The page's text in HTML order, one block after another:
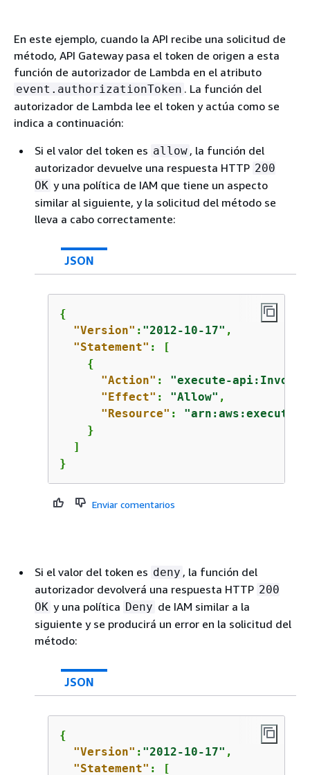
En este ejemplo, cuando la API recibe una solicitud de
método, API Gateway pasa el token de origen a esta
función de autorizador de Lambda en el atributo
event.authorizationToken . La función del
autorizador de Lambda lee el token y actúa como se
indica a continuación:
Si el valor del token es allow , la función del
autorizador devuelve una respuesta HTTP 200
OK y una política de IAM que tiene un aspecto
similar al siguiente, y la solicitud del método se
lleva a cabo correctamente:
JSON
{
"Version" : "2012-10-17" ,
"Statement" : [
{
"Action" : "execute-api:Invoke"
"Effect" : "Allow" ,
"Resource" : "arn:aws:execute-
    }
  ]
}
Enviar comentarios
Si el valor del token es deny , la función del
autorizador devolverá una respuesta HTTP 200
OK y una política Deny de IAM similar a la
siguiente y se producirá un error en la solicitud del
método:
JSON
{
"Version" : "2012-10-17" ,
"Statement" : [